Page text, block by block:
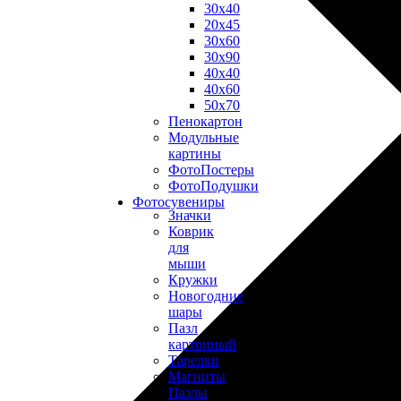
30х40
20х45
30х60
30х90
40х40
40х60
50х70
Пенокартон
Модульные
картины
ФотоПостеры
ФотоПодушки
Фотоcувениры
Значки
Коврик
для
мыши
Кружки
Новогодние
шары
Пазл
картонный
Тарелки
Магниты
Пазлы